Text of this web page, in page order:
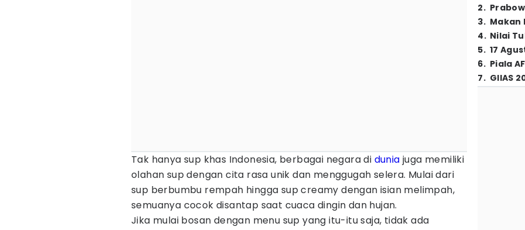
Tak hanya sup khas Indonesia, berbagai negara di dunia juga memiliki
olahan sup dengan cita rasa unik dan menggugah selera. Mulai dari
sup berbumbu rempah hingga sup creamy dengan isian melimpah,
semuanya cocok disantap saat cuaca dingin dan hujan.
Jika mulai bosan dengan menu sup yang itu-itu saja, tidak ada
2.
3. Makan
4. Nilai
5. 17
6. Piala
7. GIIAS